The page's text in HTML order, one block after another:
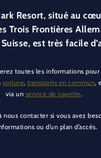
Resort, situé au
Trois Frontières
est très facile
toutes les informations pour
voiture,transports en commun,
via un service de navette.
nous contacter si vous avez
ou d’un plan d’accès.